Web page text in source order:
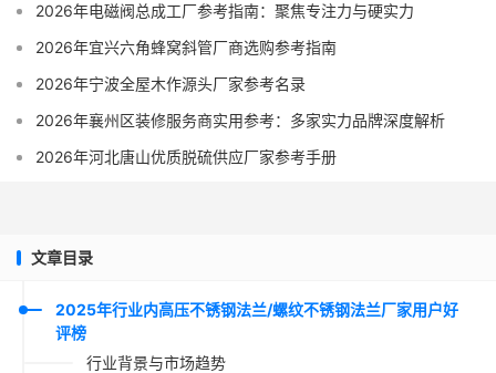
2026年电磁阀总成工厂参考指南：聚焦专注力与硬实力
2026年宜兴六角蜂窝斜管厂商选购参考指南
2026年宁波全屋木作源头厂家参考名录
2026年襄州区装修服务商实用参考：多家实力品牌深度解析
2026年河北唐山优质脱硫供应厂家参考手册
文章目录
2025年行业内高压不锈钢法兰/螺纹不锈钢法兰厂家用户好
评榜
行业背景与市场趋势